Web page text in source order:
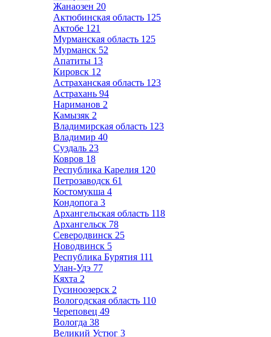
Жанаозен 20
Актюбинская область 125
Актобе 121
Мурманская область 125
Мурманск 52
Апатиты 13
Кировск 12
Астраханская область 123
Астрахань 94
Нариманов 2
Камызяк 2
Владимирская область 123
Владимир 40
Суздаль 23
Ковров 18
Республика Карелия 120
Петрозаводск 61
Костомукша 4
Кондопога 3
Архангельская область 118
Архангельск 78
Северодвинск 25
Новодвинск 5
Республика Бурятия 111
Улан-Удэ 77
Кяхта 2
Гусиноозерск 2
Вологодская область 110
Череповец 49
Вологда 38
Великий Устюг 3